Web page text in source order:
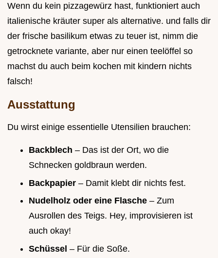
Wenn du kein pizzagewürz hast, funktioniert auch
italienische kräuter super als alternative. und falls dir
der frische basilikum etwas zu teuer ist, nimm die
getrocknete variante, aber nur einen teelöffel so
machst du auch beim kochen mit kindern nichts
falsch!
Ausstattung
Du wirst einige essentielle Utensilien brauchen:
Backblech – Das ist der Ort, wo die
Schnecken goldbraun werden.
Backpapier – Damit klebt dir nichts fest.
Nudelholz oder eine Flasche – Zum
Ausrollen des Teigs. Hey, improvisieren ist
auch okay!
Schüssel – Für die Soße.